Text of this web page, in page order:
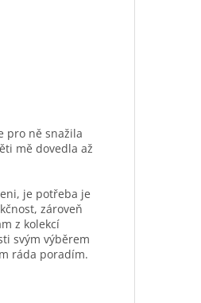
pro ně snažila
mě dovedla až
je potřeba je
zároveň
z kolekcí
svým výběrem
ráda poradím.